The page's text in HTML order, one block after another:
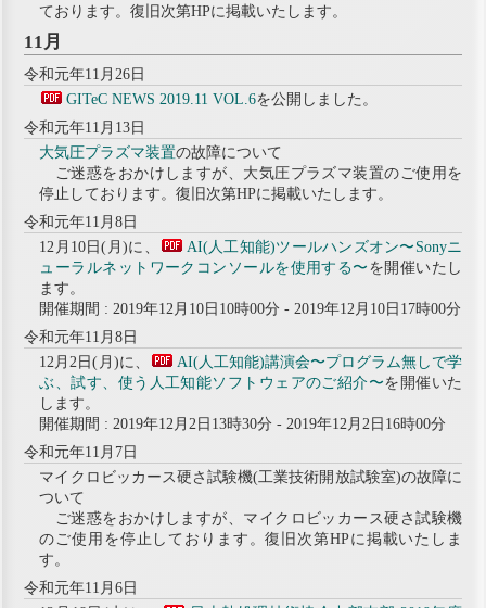
ております。復旧次第HPに掲載いたします。
11月
令和元年11月26日
GITeC NEWS 2019.11 VOL.6を公開しました。
令和元年11月13日
大気圧プラズマ装置の故障について
ご迷惑をおかけしますが、大気圧プラズマ装置のご使用を
停止しております。復旧次第HPに掲載いたします。
令和元年11月8日
12月10日(月)に、
AI(人工知能)ツールハンズオン〜Sonyニ
ューラルネットワークコンソールを使用する〜を開催いたし
ます。
開催期間 : 2019年12月10日10時00分 - 2019年12月10日17時00分
令和元年11月8日
12月2日(月)に、
AI(人工知能)講演会〜プログラム無しで学
ぶ、試す、使う人工知能ソフトウェアのご紹介〜を開催いた
します。
開催期間 : 2019年12月2日13時30分 - 2019年12月2日16時00分
令和元年11月7日
マイクロビッカース硬さ試験機(工業技術開放試験室)の故障に
ついて
ご迷惑をおかけしますが、マイクロビッカース硬さ試験機
のご使用を停止しております。復旧次第HPに掲載いたしま
す。
令和元年11月6日